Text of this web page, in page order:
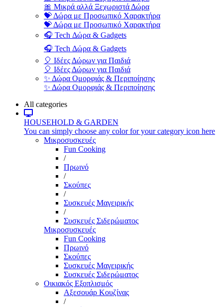
🎀 Μικρά αλλά Ξεχωριστά Δώρα
💝 Δώρα με Προσωπικό Χαρακτήρα
💝 Δώρα με Προσωπικό Χαρακτήρα
🎧 Tech Δώρα & Gadgets
🎧 Tech Δώρα & Gadgets
🎈 Ιδέες Δώρων για Παιδιά
🎈 Ιδέες Δώρων για Παιδιά
✨ Δώρα Ομορφιάς & Περιποίησης
✨ Δώρα Ομορφιάς & Περιποίησης
All categories
HOUSEHOLD & GARDEN
You can simply choose any color for your category icon here
Μικροσυσκευές
Fun Cooking
/
Πρωινό
/
Σκούπες
/
Συσκευές Μαγειρικής
/
Συσκευές Σιδερώματος
Μικροσυσκευές
Fun Cooking
Πρωινό
Σκούπες
Συσκευές Μαγειρικής
Συσκευές Σιδερώματος
Οικιακός Εξοπλισμός
Αξεσουάρ Κουζίνας
/